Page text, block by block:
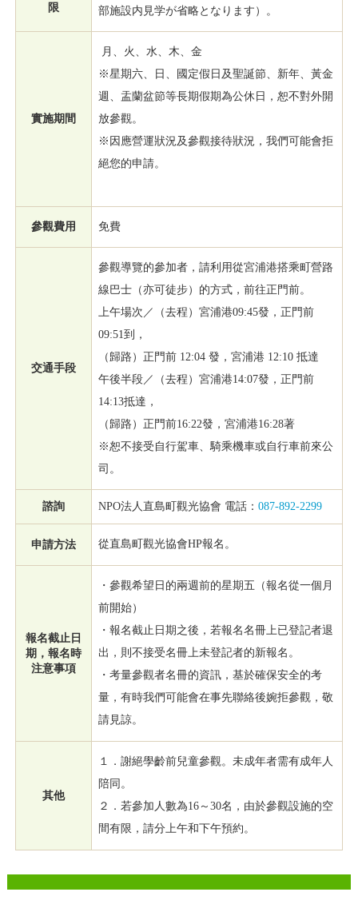
限
部施設内見学が省略となります）。
實施期間
月、火、水、木、金
※星期六、日、國定假日及聖誕節、新年、黃金
週、盂蘭盆節等長期假期為公休日，恕不對外開
放參觀。
※因應營運狀況及參觀接待狀況，我們可能會拒
絕您的申請。
參觀費用 免費
交通手段
參觀導覽的參加者，請利用從宮浦港搭乘町營路
線巴士（亦可徒步）的方式，前往正門前。
上午場次／（去程）宮浦港09:45發，正門前
09:51到，
（歸路）正門前 12:04 發，宮浦港 12:10 抵達
午後半段／（去程）宮浦港14:07發，正門前
14:13抵達，
（歸路）正門前16:22發，宮浦港16:28著
※恕不接受自行駕車、騎乘機車或自行車前來公
司。
諮詢 NPO法人直島町觀光協會 電話： 087-892-2299
申請方法 從直島町觀光協會HP報名。
報名截止日
期，報名時
注意事項
・參觀希望日的兩週前的星期五（報名從一個月
前開始）
・報名截止日期之後，若報名名冊上已登記者退
出，則不接受名冊上未登記者的新報名。
・考量參觀者名冊的資訊，基於確保安全的考
量，有時我們可能會在事先聯絡後婉拒參觀，敬
請見諒。
其他
１．謝絕學齡前兒童參觀。未成年者需有成年人
陪同。
２．若參加人數為16～30名，由於參觀設施的空
間有限，請分上午和下午預約。